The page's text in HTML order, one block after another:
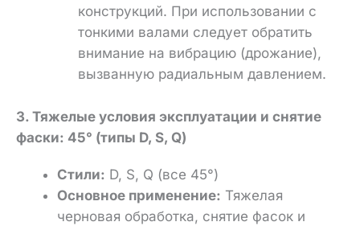
конструкций. При использовании с
тонкими валами следует обратить
внимание на вибрацию (дрожание),
вызванную радиальным давлением.
3. Тяжелые условия эксплуатации и снятие
фаски: 45° (типы D, S, Q)
Стили: D, S, Q (все 45°)
Основное применение: Тяжелая
черновая обработка, снятие фасок и